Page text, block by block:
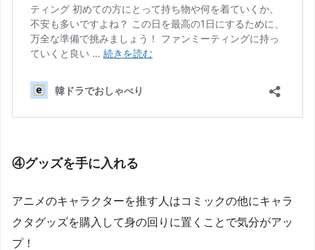
④グッズを手に入れる
アニメのキャラクターを推す人はコミックの他にキャラ
クタグッズを購入して身の回りに置くことで気分がアッ
プ！